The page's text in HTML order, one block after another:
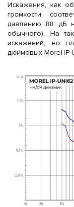
Искажения, как
громкости,
давлению 88 дБ
обычного). На
искажений, но
дюймовых Morel